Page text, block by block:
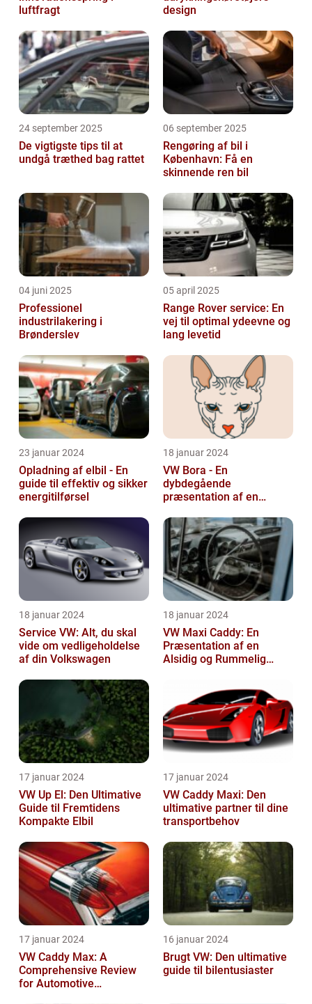
luftfragt
design
24 september 2025
De vigtigste tips til at
undgå træthed bag rattet
06 september 2025
Rengøring af bil i
København: Få en
skinnende ren bil
04 juni 2025
Professionel
industrilakering i
Brønderslev
05 april 2025
Range Rover service: En
vej til optimal ydeevne og
lang levetid
23 januar 2024
Opladning af elbil - En
guide til effektiv og sikker
energitilførsel
18 januar 2024
VW Bora - En
dybdegående
præsentation af en
18 januar 2024
Service VW: Alt, du skal
vide om vedligeholdelse
af din Volkswagen
18 januar 2024
VW Maxi Caddy: En
Præsentation af en
Alsidig og Rummelig
17 januar 2024
VW Up El: Den Ultimative
Guide til Fremtidens
Kompakte Elbil
17 januar 2024
VW Caddy Maxi: Den
ultimative partner til dine
transportbehov
17 januar 2024
VW Caddy Max: A
Comprehensive Review
for Automotive
16 januar 2024
Brugt VW: Den ultimative
guide til bilentusiaster